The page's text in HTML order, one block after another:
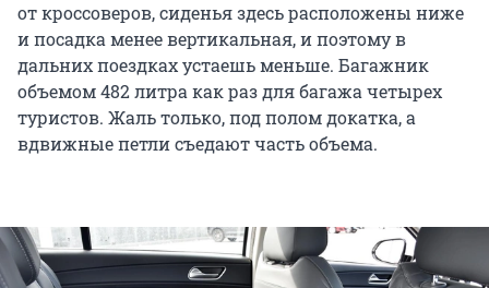
от кроссоверов, сиденья здесь расположены ниже
и посадка менее вертикальная, и поэтому в
дальних поездках устаешь меньше. Багажник
объемом 482 литра как раз для багажа четырех
туристов. Жаль только, под полом докатка, а
вдвижные петли съедают часть объема.